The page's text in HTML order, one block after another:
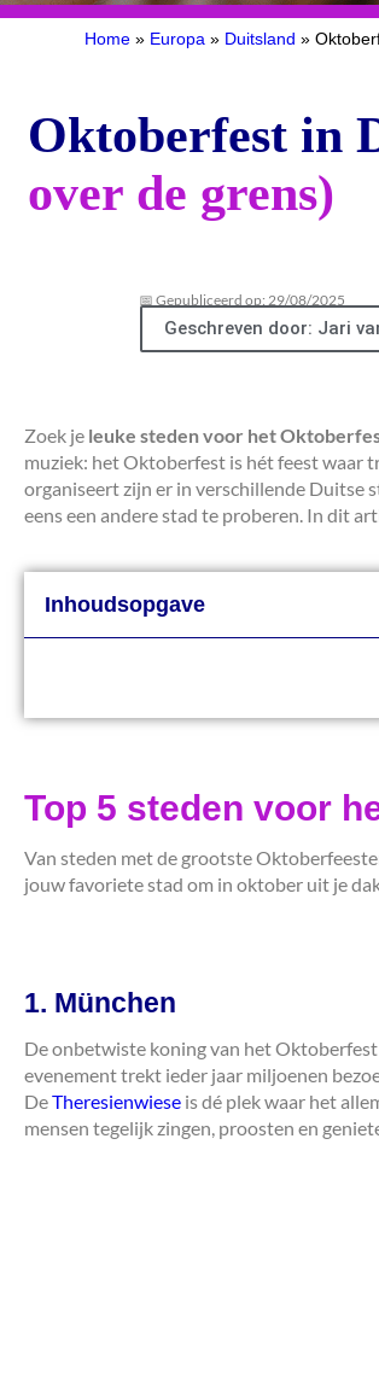
Home » Europa » Duitsland »
Oktoberfest in
over de grens)
📅 Gepubliceerd op: 29/08/2025
Geschreven door: Jari
Zoek je leuke steden voor het
muziek: het Oktoberfest is hét feest waar
organiseert zijn er in verschillende Duitse
eens een andere stad te proberen. In dit
Inhoudsopgave
Top 5 steden voor
Van steden met de grootste
jouw favoriete stad om in oktober uit je
1. München
De onbetwiste koning van het
evenement trekt ieder jaar miljoenen
DeTheresienwiese is dé plek waar het
mensen tegelijk zingen, proosten en